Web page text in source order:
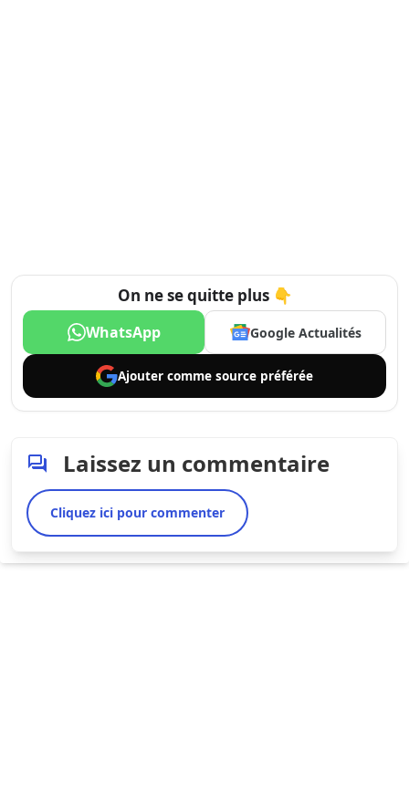
On ne se quitte plus 👇
WhatsApp Google Actualités
Ajouter comme source préférée
Laissez un commentaire
Cliquez ici pour commenter